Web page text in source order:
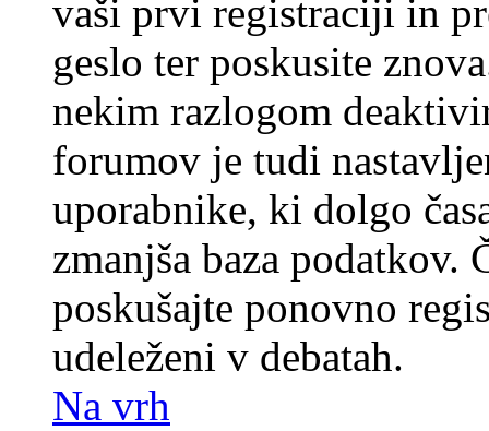
vaši prvi registraciji in
geslo ter poskusite
nekim razlogom
forumov je tudi
uporabnike, ki dolgo
zmanjša baza podatkov.
poskušajte ponovno
udeleženi v debatah.
Na vrh